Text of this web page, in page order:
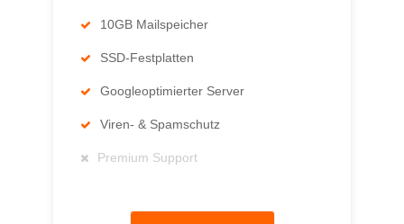
10GB Mailspeicher
SSD-Festplatten
Googleoptimierter Server
Viren- & Spamschutz
Premium Support